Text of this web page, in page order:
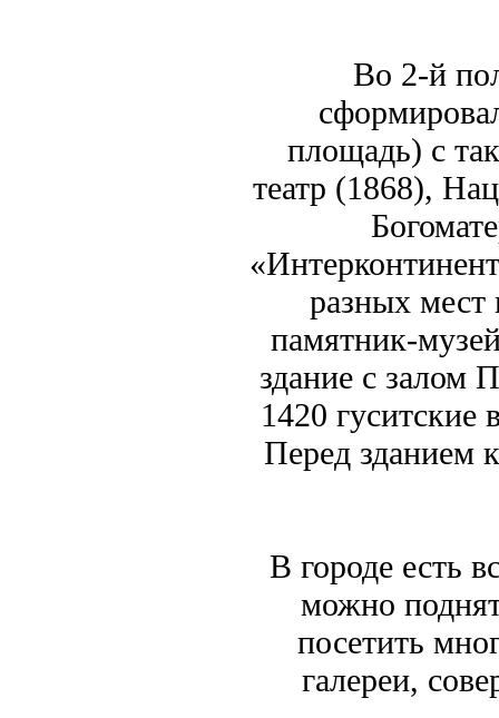
Во 2-й
площадь) с
театр (1868),
разных
памятник-
здание с залом
1420 гуситские
Перед зданием
В городе есть
можно
посетить
галереи,